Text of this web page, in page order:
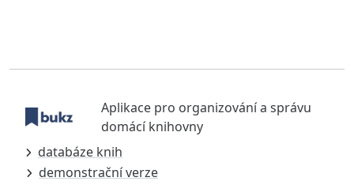
Aplikace pro organizování a správu
domácí knihovny
databáze knih
demonstrační verze